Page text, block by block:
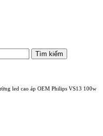
Tìm kiếm
led cao áp OEM Philips VS13 100w